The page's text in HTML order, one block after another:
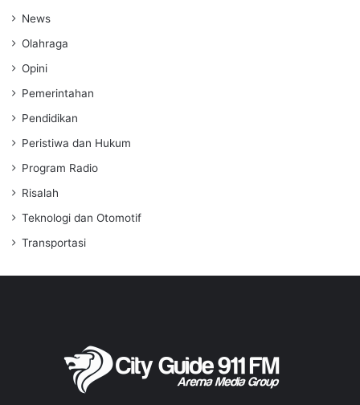
News
Olahraga
Opini
Pemerintahan
Pendidikan
Peristiwa dan Hukum
Program Radio
Risalah
Teknologi dan Otomotif
Transportasi